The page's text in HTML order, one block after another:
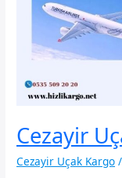
Cezayir
Cezayir Uçak Kargo